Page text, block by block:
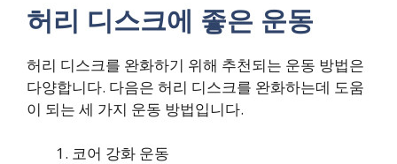
허리 디스크에 좋은 운동
허리 디스크를 완화하기 위해 추천되는 운동 방법은
다양합니다. 다음은 허리 디스크를 완화하는데 도움
이 되는 세 가지 운동 방법입니다.
코어 강화 운동